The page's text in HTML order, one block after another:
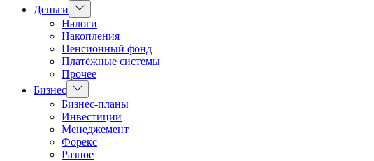
Деньги
Показать
подменю
Налоги
Накопления
Пенсионный фонд
Платёжные системы
Прочее
Бизнес Показать
подменю
Бизнес-планы
Инвестиции
Менеджемент
Форекс
Разное